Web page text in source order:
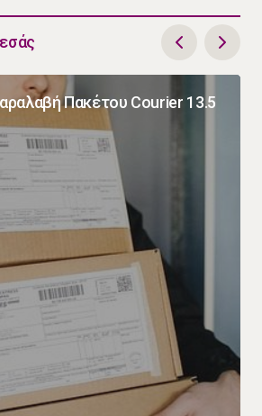
Πακέτου Courier 13.5